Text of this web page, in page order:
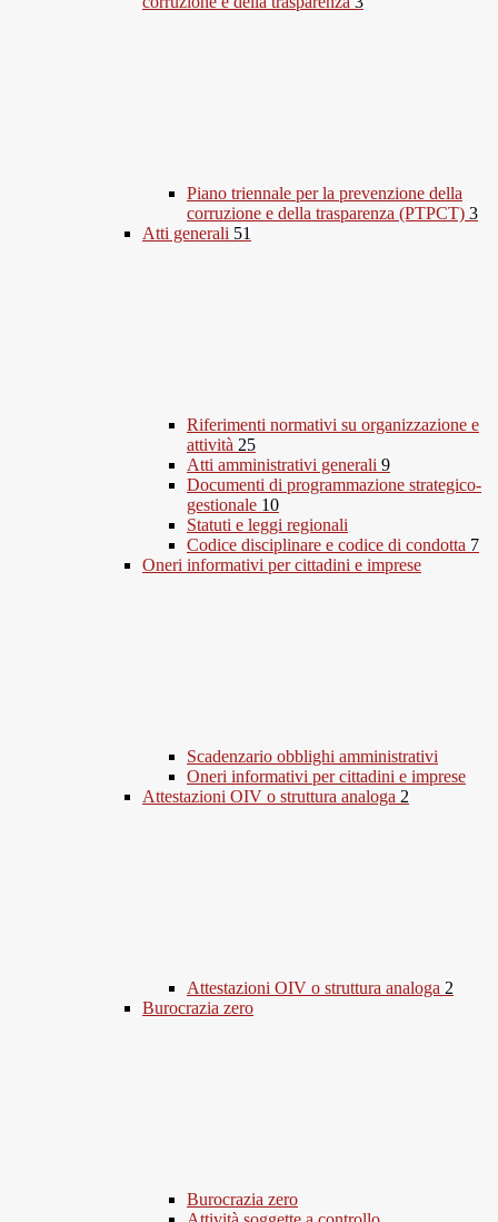
Piano triennale per la prevenzione della
corruzione e della trasparenza (PTPCT) 3
Atti generali 51
Riferimenti normativi su organizzazione e
attività 25
Atti amministrativi generali 9
Documenti di programmazione strategico-
gestionale 10
Statuti e leggi regionali
Codice disciplinare e codice di condotta 7
Oneri informativi per cittadini e imprese
Scadenzario obblighi amministrativi
Oneri informativi per cittadini e imprese
Attestazioni OIV o struttura analoga 2
Attestazioni OIV o struttura analoga 2
Burocrazia zero
Burocrazia zero